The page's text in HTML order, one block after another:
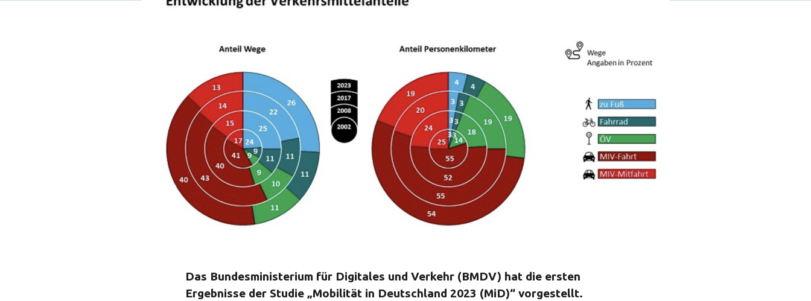
Das Bundesministerium für Digitales und Verkehr (BMDV) hat die ersten
Ergebnisse der Studie „Mobilität in Deutschland 2023 (MiD)“ vorgestellt.